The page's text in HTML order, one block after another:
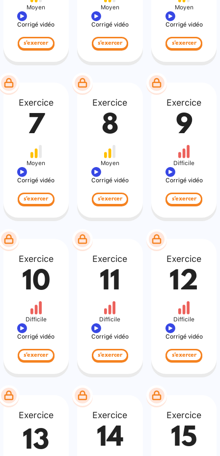
Moyen
Corrigé vidéo
s'exercer
Moyen
Corrigé vidéo
s'exercer
Moyen
Corrigé vidéo
s'exercer
Exercice
7
Moyen
Corrigé vidéo
s'exercer
Exercice
8
Moyen
Corrigé vidéo
s'exercer
Exercice
9
Difficile
Corrigé vidéo
s'exercer
Exercice
10
Difficile
Corrigé vidéo
s'exercer
Exercice
11
Difficile
Corrigé vidéo
s'exercer
Exercice
12
Difficile
Corrigé vidéo
s'exercer
Exercice
13
Exercice
14
Exercice
15